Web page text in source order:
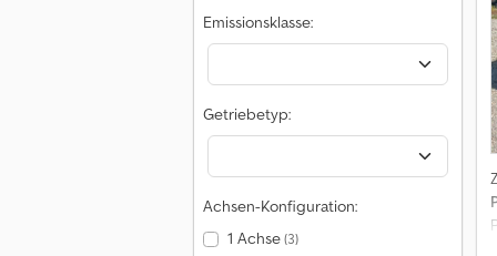
Emissionsklasse:
Getriebetyp:
Achsen-Konfiguration:
1 Achse(3)